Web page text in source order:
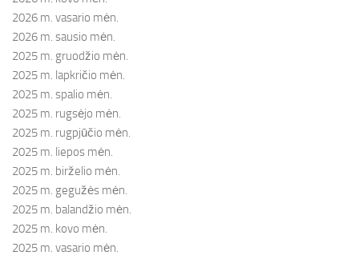
2026 m. vasario mėn.
2026 m. sausio mėn.
2025 m. gruodžio mėn.
2025 m. lapkričio mėn.
2025 m. spalio mėn.
2025 m. rugsėjo mėn.
2025 m. rugpjūčio mėn.
2025 m. liepos mėn.
2025 m. birželio mėn.
2025 m. gegužės mėn.
2025 m. balandžio mėn.
2025 m. kovo mėn.
2025 m. vasario mėn.